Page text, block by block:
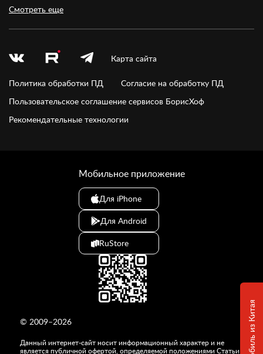
Смотреть еще
Карта сайта
Политика обработки ПД
Согласие на обработку ПД
Пользовательское соглашение сервисов БорисХоф
Рекомендательные технологии
© 2009–2026
Данный интернет-сайт носит информационный характер и не
является публичной офертой, определяемой положениями Статьи
Мобильное приложение
Для iPhone
Для Android
RuStore